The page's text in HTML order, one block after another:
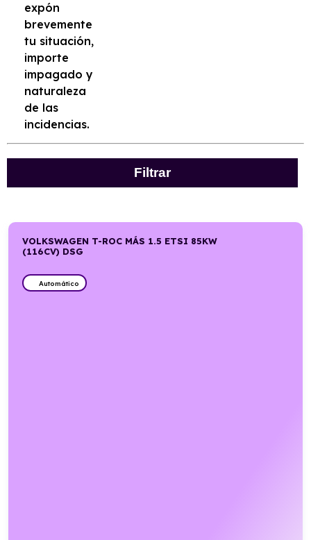
expón
brevemente
tu situación,
importe
impagado y
naturaleza
de las
incidencias.
Filtrar
VOLKSWAGEN T-ROC MÁS 1.5 ETSI 85KW
(116CV) DSG
Automático